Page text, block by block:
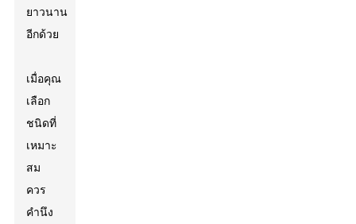
ยาวนาน
อีกด้วย
เมื่อคุณ
เลือก
ชนิดที่
เหมาะ
สม
ควร
คำนึง